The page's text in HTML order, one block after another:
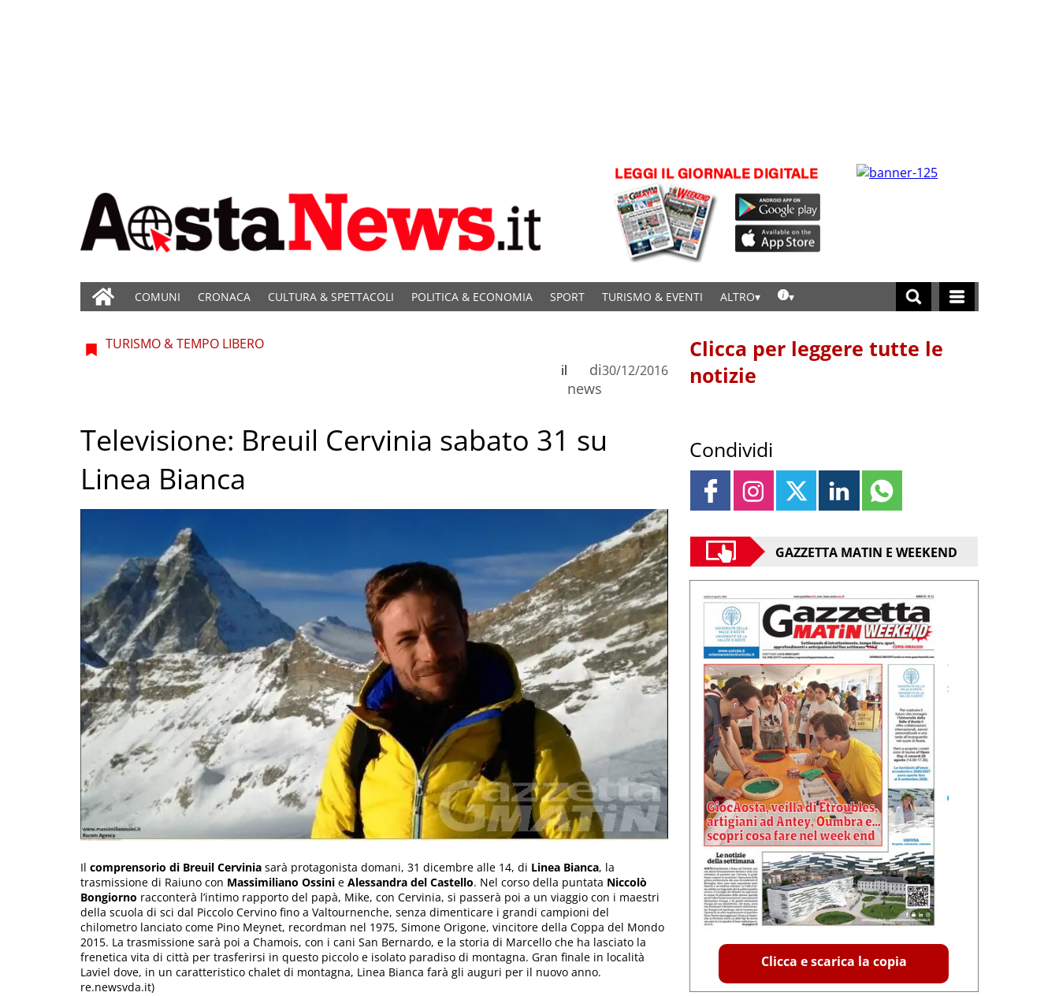
COMUNI CRONACA CULTURA & SPETTACOLI POLITICA & ECONOMIA SPORT TURISMO & EVENTI ALTRO
TURISMO & TEMPO LIBERO
di
news
il 30/12/2016
Televisione: Breuil Cervinia sabato 31 su
Linea Bianca
Il comprensorio di Breuil Cervinia sarà protagonista domani, 31 dicembre alle 14, di Linea Bianca, la
trasmissione di Raiuno con Massimiliano Ossini e Alessandra del Castello. Nel corso della puntata Niccolò
Bongiorno racconterà l’intimo rapporto del papà, Mike, con Cervinia, si passerà poi a un viaggio con i maestri
della scuola di sci dal Piccolo Cervino fino a Valtournenche, senza dimenticare i grandi campioni del
chilometro lanciato come Pino Meynet, recordman nel 1975, Simone Origone, vincitore della Coppa del Mondo
2015. La trasmissione sarà poi a Chamois, con i cani San Bernardo, e la storia di Marcello che ha lasciato la
frenetica vita di città per trasferirsi in questo piccolo e isolato paradiso di montagna. Gran finale in località
Laviel dove, in un caratteristico chalet di montagna, Linea Bianca farà gli auguri per il nuovo anno.
re.newsvda.it)
Clicca per leggere tutte le
notizie
Condividi
GAZZETTA MATIN E WEEKEND
Clicca e scarica la copia